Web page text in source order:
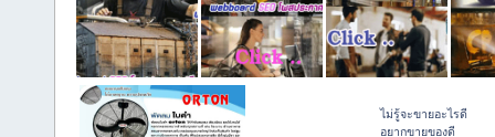
ไม่รู้จะขายอะไรดี
อยากขายของดี